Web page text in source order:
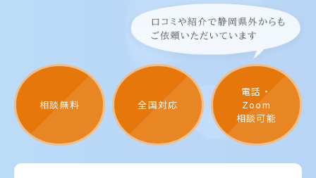
相談無料 全国対応
電話・
Zoom
相談可能